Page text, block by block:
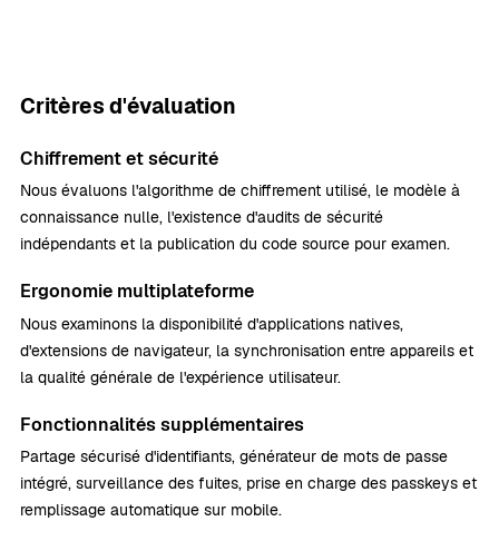
Critères d'évaluation
Chiffrement et sécurité
Nous évaluons l'algorithme de chiffrement utilisé, le modèle à
connaissance nulle, l'existence d'audits de sécurité
indépendants et la publication du code source pour examen.
Ergonomie multiplateforme
Nous examinons la disponibilité d'applications natives,
d'extensions de navigateur, la synchronisation entre appareils et
la qualité générale de l'expérience utilisateur.
Fonctionnalités supplémentaires
Partage sécurisé d'identifiants, générateur de mots de passe
intégré, surveillance des fuites, prise en charge des passkeys et
remplissage automatique sur mobile.